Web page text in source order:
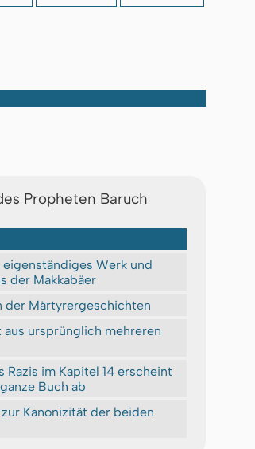
Propheten Baruch
Werk und
der Makkabäer
der Märtyrergeschichten
ursprünglich mehreren
im Kapitel 14 erscheint
Buch ab
Kanonizität der bei­den